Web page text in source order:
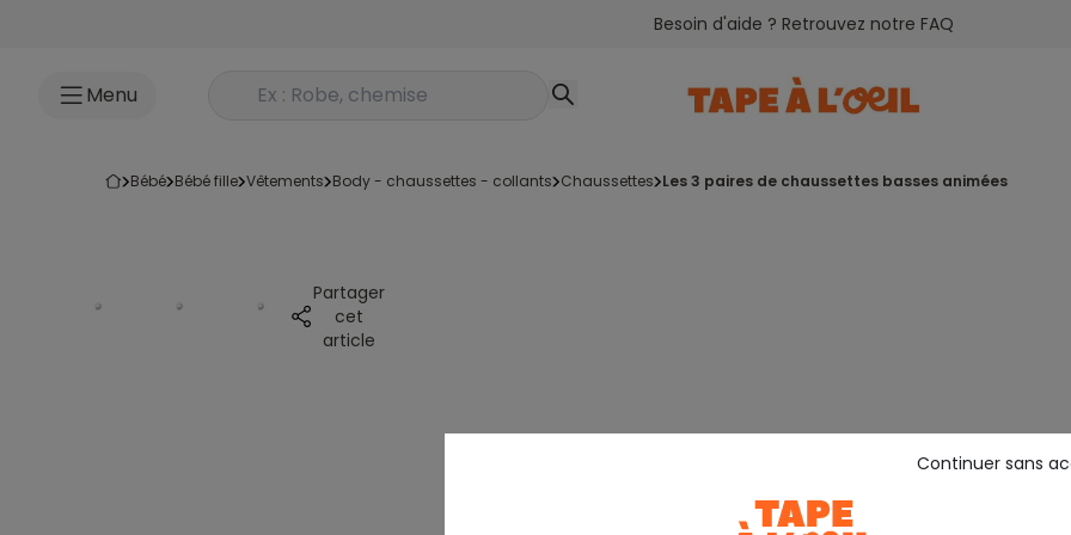
Besoin d'aide ? Retrouvez notre FAQ
Menu Rechercher un produit
bébé bébé fille vêtements body - chaussettes - collants chaussettes les 3 paires de chaussettes basses animées
Partager
cet
article
Continuer sans